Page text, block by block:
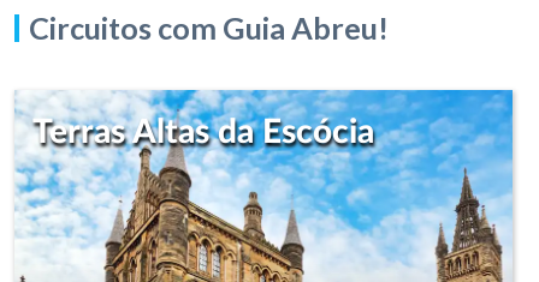
Circuitos com Guia Abreu!
Terras Altas da Escócia